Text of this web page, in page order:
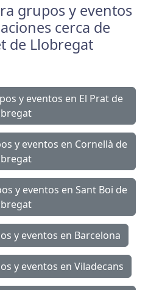
grupos y eventos
cerca de
de Llobregat
y eventos en El Prat de
y eventos en Cornellà de
y eventos en Sant Boi de
y eventos en Barcelona
y eventos en Viladecans